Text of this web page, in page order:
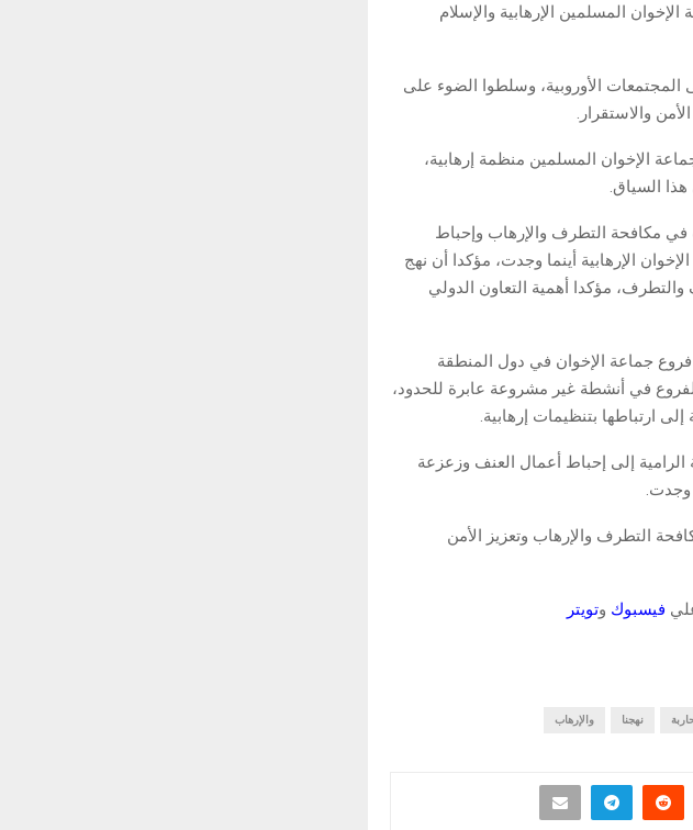
المسلمين الإرهابية والإسلام
الأوروبية، وسلطوا الضوء على
والاستقرار.
الإخوان المسلمين منظمة إرهابية،
السياق.
في مكافحة التطرف والإرهاب وإحباط
الإرهابية أينما وجدت، مؤكدا أن نهج
والتطرف، مؤكدا أهمية التعاون الدولي
جماعة الإخوان في دول المنطقة
في أنشطة غير مشروعة عابرة للحدود،
ارتباطها بتنظيمات إرهابية.
إلى إحباط أعمال العنف وزعزعة
وجدت.
التطرف والإرهاب وتعزيز الأمن
فيسبوك وتويتر
نهجنا والإرهاب